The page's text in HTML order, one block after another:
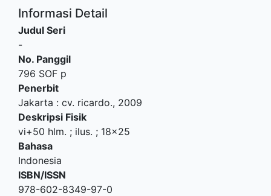
Informasi Detail
Judul Seri
-
No. Panggil
796 SOF p
Penerbit
Jakarta : cv. ricardo., 2009
Deskripsi Fisik
vi+50 hlm. ; ilus. ; 18x25
Bahasa
Indonesia
ISBN/ISSN
978-602-8349-97-0